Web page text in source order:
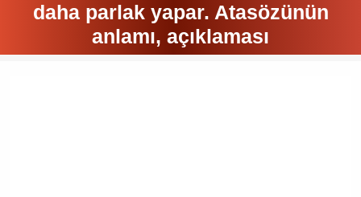
daha parlak yapar. Atasözünün
anlamı, açıklaması